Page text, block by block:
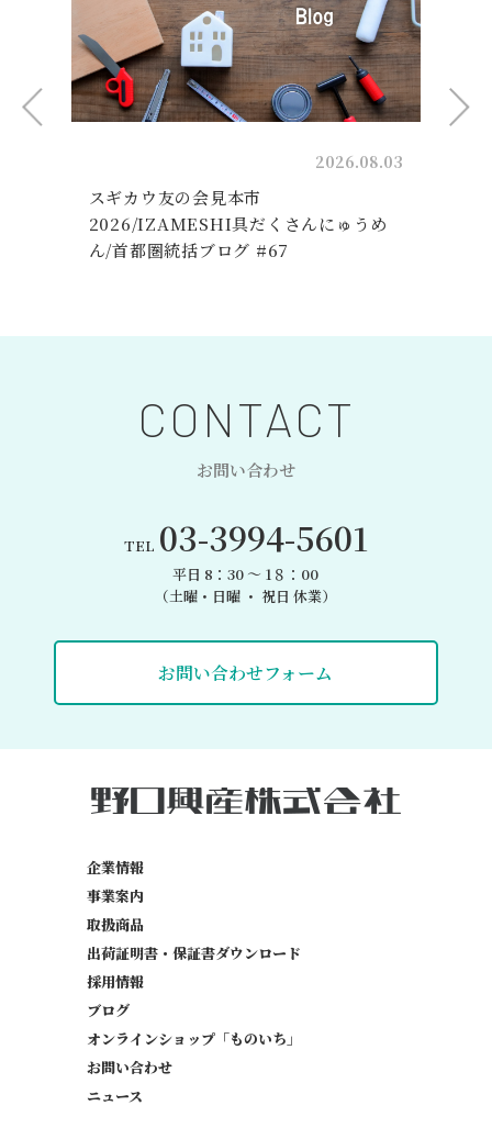
2026.08.03
スギカウ友の会見本市
2026/IZAMESHI具だくさんにゅうめ
ん/首都圏統括ブログ #67
CONTACT
お問い合わせ
TEL 03-3994-5601
平日 8：30 〜 1８：00
（土曜・日曜 ・ 祝日 休業）
お問い合わせフォーム
企業情報
事業案内
取扱商品
出荷証明書・保証書ダウンロード
採用情報
ブログ
オンラインショップ「ものいち」
お問い合わせ
ニュース